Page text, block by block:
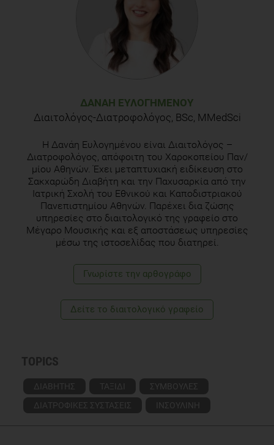
food/eating-with-diabetes/out-and-about/eating-in-
Travelling and Diabetes, How to travel the best of both
worlds, International Diabetes Federetion, Europe
Διαβητολογική Εταιρεία, Α. Παπαζαφειροπούλου, Ε.
Φουστέρης,
ΔΑΝΆΗ ΕΥΛΟΓΗΜΈΝΟΥ
Διαιτολόγος-Διατροφολόγος, BSc, MMedSci
Η Δανάη Ευλογημένου είναι Διαιτολόγος –
Διατροφολόγος, απόφοιτη του Χαροκοπείου Παν/
μίου Αθηνών. Έχει μεταπτυχιακή ειδίκευση στο
Σακχαρώδη Διαβήτη και την Παχυσαρκία από την
Ιατρική Σχολή του Εθνικού και Καποδιστριακού
Πανεπιστημίου Αθηνών. Παρέχει δια ζώσης
υπηρεσίες στο διαιτολογικό της γραφείο στο
Μέγαρο Μουσικής και εξ αποστάσεως υπηρεσίες
μέσω της ιστοσελίδας που διατηρεί.
Γνωρίστε την αρθογράφο
Δείτε το διαιτολογικό γραφείο
TOPICS
ΔΙΑΒΗΤΗΣ ΤΑΞΙΔΙ
ΣΥΜΒΟΥΛΕΣ
ΔΙΑΤΡΟΦΙΚΕΣ ΣΥΣΤΑΣΕΙΣ
ΙΝΣΟΥΛΙΝΗ